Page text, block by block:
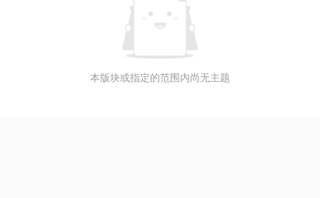
本版块或指定的范围内尚无主题